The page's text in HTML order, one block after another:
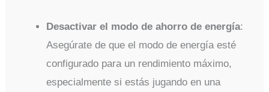
Desactivar el modo de ahorro de energía:
Asegúrate de que el modo de energía esté
configurado para un rendimiento máximo,
especialmente si estás jugando en una